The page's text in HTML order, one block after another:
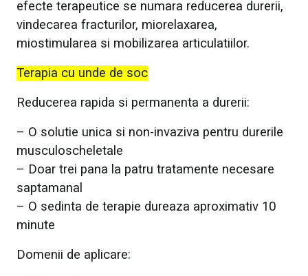
efecte terapeutice se numara reducerea durerii,
vindecarea fracturilor, miorelaxarea,
miostimularea si mobilizarea articulatiilor.
Terapia cu unde de soc
Reducerea rapida si permanenta a durerii:
– O solutie unica si non-invaziva pentru durerile
musculoscheletale
– Doar trei pana la patru tratamente necesare
saptamanal
– O sedinta de terapie dureaza aproximativ 10
minute
Domenii de aplicare: